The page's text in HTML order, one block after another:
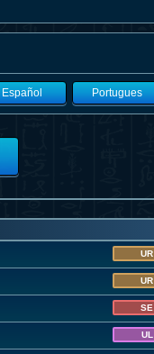
Español Portugues
UR
UR
SE
UL